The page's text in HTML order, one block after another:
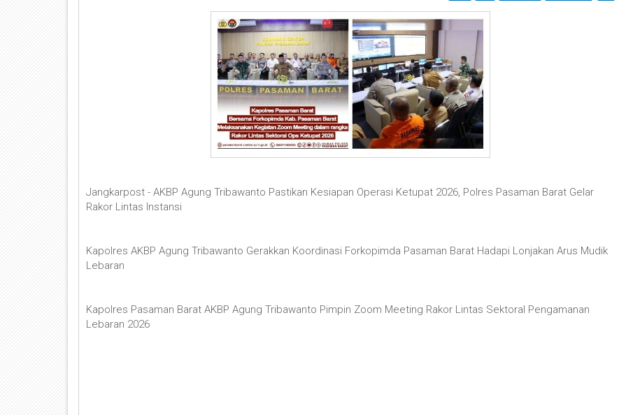
Jangkarpost - AKBP Agung Tribawanto Pastikan Kesiapan Operasi Ketupat 2026, Polres Pasaman Barat Gelar
Rakor Lintas Instansi
Kapolres AKBP Agung Tribawanto Gerakkan Koordinasi Forkopimda Pasaman Barat Hadapi Lonjakan Arus Mudik
Lebaran
Kapolres Pasaman Barat AKBP Agung Tribawanto Pimpin Zoom Meeting Rakor Lintas Sektoral Pengamanan
Lebaran 2026